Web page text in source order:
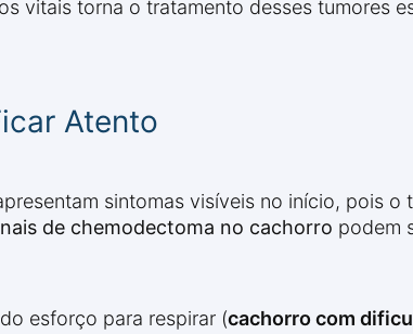
vitais torna o tratamento desses tumores
Atento
sintomas visíveis no início, pois
de chemodectoma no cachorro podem
esforço para respirar (cachorro com